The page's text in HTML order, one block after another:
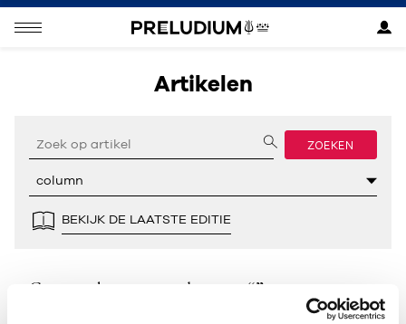
Artikelen
ZOEKEN
BEKIJK DE LAATSTE EDITIE
Geen resultaten gevonden voor “”.